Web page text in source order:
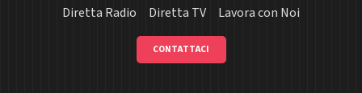
Diretta Radio
Diretta TV Lavora con Noi
CONTATTACI